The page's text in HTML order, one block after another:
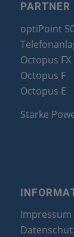
PARTNER
optiPoint
Octopus FX
Octopus F
Octopus E
Starke
Impressum